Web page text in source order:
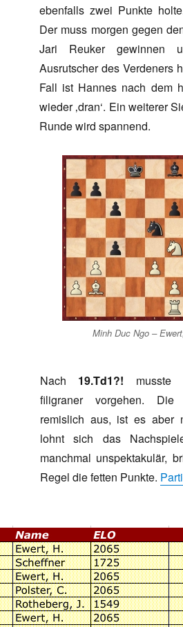
ebenfalls zwei Punkte
Der muss morgen gegen
Jari Reuker gewinnen
Ausrutscher des Verdeners
Fall ist Hannes nach dem
wieder ‚dran‘. Ein weiterer
Runde wird spannend.
Minh Duc Ngo –
Nach 19.Td1?! musste
filigraner vorgehen. Die
remislich aus, ist es aber
lohnt sich das
manchmal unspektakulär,
Regel die fetten Punkte.